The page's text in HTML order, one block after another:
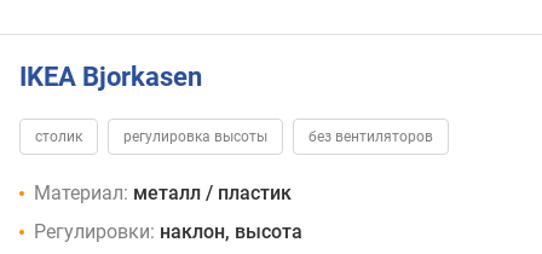
IKEA Bjorkasen
столик регулировка высоты без вентиляторов
Материал: металл / пластик
Регулировки: наклон, высота